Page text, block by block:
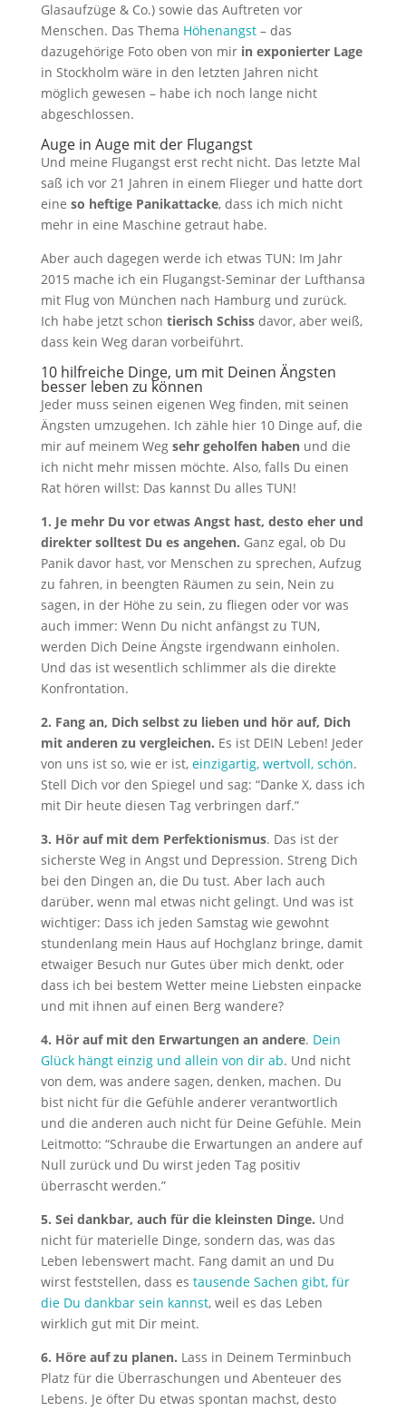
Glasaufzüge & Co.) sowie das Auftreten vor
Menschen. Das Thema Höhenangst – das
dazugehörige Foto oben von mir in exponierter Lage
in Stockholm wäre in den letzten Jahren nicht
möglich gewesen – habe ich noch lange nicht
abgeschlossen.
Auge in Auge mit der Flugangst
Und meine Flugangst erst recht nicht. Das letzte Mal
saß ich vor 21 Jahren in einem Flieger und hatte dort
eine so heftige Panikattacke, dass ich mich nicht
mehr in eine Maschine getraut habe.
Aber auch dagegen werde ich etwas TUN: Im Jahr
2015 mache ich ein Flugangst-Seminar der Lufthansa
mit Flug von München nach Hamburg und zurück.
Ich habe jetzt schon tierisch Schissdavor, aber weiß,
dass kein Weg daran vorbeiführt.
10 hilfreiche Dinge, um mit Deinen Ängsten
besser leben zu können
Jeder muss seinen eigenen Weg finden, mit seinen
Ängsten umzugehen. Ich zähle hier 10 Dinge auf, die
mir auf meinem Weg sehr geholfen habenund die
ich nicht mehr missen möchte. Also, falls Du einen
Rat hören willst: Das kannst Du alles TUN!
1. Je mehr Du vor etwas Angst hast, desto eher und
direkter solltest Du es angehen. Ganz egal, ob Du
Panik davor hast, vor Menschen zu sprechen, Aufzug
zu fahren, in beengten Räumen zu sein, Nein zu
sagen, in der Höhe zu sein, zu fliegen oder vor was
auch immer: Wenn Du nicht anfängst zu TUN,
werden Dich Deine Ängste irgendwann einholen.
Und das ist wesentlich schlimmer als die direkte
Konfrontation.
2. Fang an, Dich selbst zu lieben und hör auf, Dich
mit anderen zu vergleichen. Es ist DEIN Leben! Jeder
von uns ist so, wie er ist,einzigartig, wertvoll, schön.
Stell Dich vor den Spiegel und sag: “Danke X, dass ich
mit Dir heute diesen Tag verbringen darf.”
3. Hör auf mit dem Perfektionismus. Das ist der
sicherste Weg in Angst und Depression. Streng Dich
bei den Dingen an, die Du tust. Aber lach auch
darüber, wenn mal etwas nicht gelingt. Und was ist
wichtiger: Dass ich jeden Samstag wie gewohnt
stundenlang mein Haus auf Hochglanz bringe, damit
etwaiger Besuch nur Gutes über mich denkt, oder
dass ich bei bestem Wetter meine Liebsten einpacke
und mit ihnen auf einen Berg wandere?
4. Hör auf mit den Erwartungen an andere. Dein
Glück hängt einzig und allein von dir ab. Und nicht
von dem, was andere sagen, denken, machen. Du
bist nicht für die Gefühle anderer verantwortlich
und die anderen auch nicht für Deine Gefühle. Mein
Leitmotto: “Schraube die Erwartungen an andere auf
Null zurück und Du wirst jeden Tag positiv
überrascht werden.”
5. Sei dankbar, auch für die kleinsten Dinge. Und
nicht für materielle Dinge, sondern das, was das
Leben lebenswert macht. Fang damit an und Du
wirst feststellen, dass es tausende Sachen gibt, für
die Du dankbar sein kannst, weil es das Leben
wirklich gut mit Dir meint.
6. Höre auf zu planen. Lass in Deinem Terminbuch
Platz für die Überraschungen und Abenteuer des
Lebens. Je öfter Du etwas spontan machst, desto